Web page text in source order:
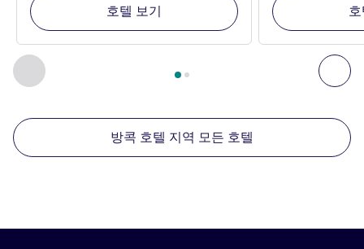
이전 - 주변에 있는 다른 시설 다
2/ 페이지 , 주변에 있는 다른 시설 1 :, 주변에 있는 다른 시
호텔 보기
방콕 호텔 지역 모든 호텔